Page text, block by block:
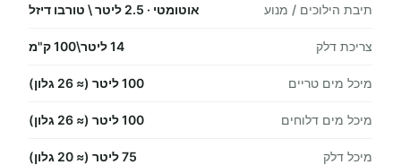
תיבת הילוכים / מנוע אוטומטי · 2.5 ליטר \ טורבו דיזל
צריכת דלק 14 ליטר\100 ק"מ
מיכל מים טריים 100 ליטר (≈ 26 גלון)
מיכל מים דלוחים 100 ליטר (≈ 26 גלון)
מיכל דלק 75 ליטר (≈ 20 גלון)